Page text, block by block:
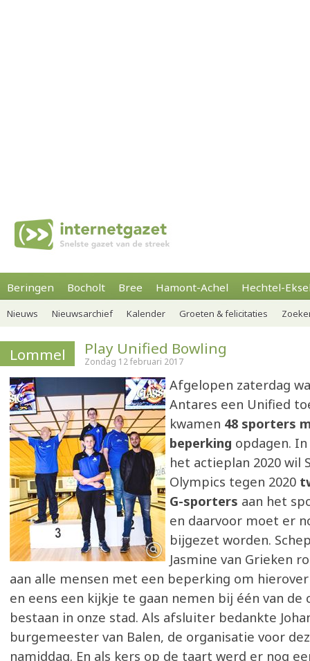
Beringen Bocholt Bree Hamont-Achel Hechtel-
Nieuws Nieuwsarchief Kalender Groeten & felicitaties
Lommel Play Unified Bowling
Zondag 12 februari 2017
Afgelopen zaterdag
Antares een Unified
kwamen 48 sporters
beperking opdagen.
het actieplan 2020 wil
Olympics tegen 2020
G-sporters aan het
en daarvoor moet er
bijgezet worden.
Jasmine van Grieken
aan alle mensen met een beperking om
en eens een kijkje te gaan nemen bij één van de
bestaan in onze stad. Als afsluiter bedankte
burgemeester van Balen, de organisatie voor
namiddag. En als kers op de taart werd er nog